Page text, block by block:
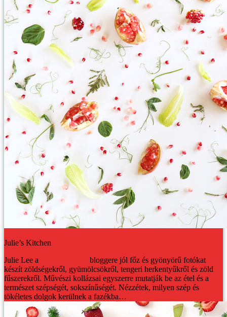
Julie’s Kitchen
Julie Lee a
bloggere jól főz és gyönyörű fotókat
készít zöldségekről, gyümölcsökről, tengeri herkentyűkről és zöld
fűszerekről. Művészi kollázsai egyszerre mutatják be az étel és a
természet szépségét, sokszínűségét. Nézzétek, milyen szép és
tökéletes dolgok kerülnek a fazékba…